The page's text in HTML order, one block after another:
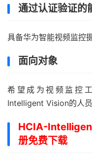
通过认证验证的
具备华为智能视频监控
面向对象
希望成为视频监控
Intelligent Vision的人员
HCIA-
册免费下载